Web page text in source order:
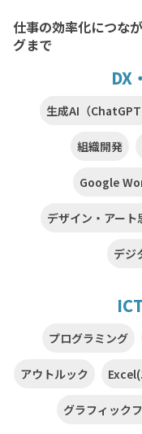
仕事の効率化につな
グまで
DX
生成AI（
組織開発
Google
デザイン・アート
デジ
プログラミング
アウトルック
グラフィック